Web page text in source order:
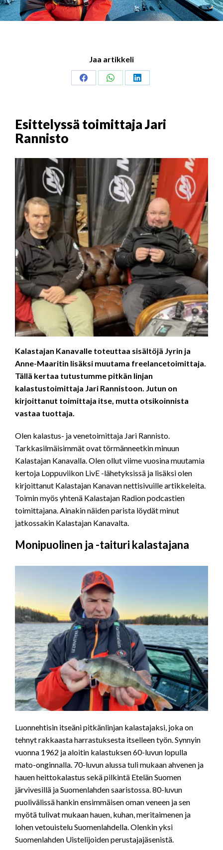
Jaa artikkeli
Share
Share
Share
Esittelyssä toimittaja Jari
Rannisto
Kalastajan Kanavalle toteuttaa sisältöjä Jyrin ja
Anne-Maaritin lisäksi muutama freelancetoimittaja.
Tällä kertaa tutustumme pitkän linjan
kalastustoimittaja Jari Rannistoon. Jutun on
kirjoittanut toimittaja itse, mutta otsikoinnista
vastaa tuottaja.
Olen kalastus- ja venetoimittaja Jari Rannisto.
Tarkkasilmäisimmät ovat törmänneetkin minuun
Kalastajan Kanavalla. Olen ollut viime vuosina muutamia
kertoja Loppuviikon LivE -lähetyksissä ja lisäksi olen
kirjoittanut Kalastajan Kanavan nettisivuille artikkeleita.
Toimin myös yhtenä Kalastajan Radion podcastien
toimittajana. Ainakin näiden parista löydät minut
jatkossakin Kalastajan Kanavalta.
Monipuolinen ja -taituri kalastajana
Luonnehtisin itseäni pitkänlinjan kalastajaksi, joka on
tehnyt rakkaasta harrastuksesta itselleen työn. Synnyin
vuonna 1962 ja aloitin kalastuksen 60-luvun lopulla
mato-onginnalla. 70-luvun alussa tuli mukaan ahvenen ja
hauen heittokalastus sekä pilkintä Etelän Suomen
järvivesillä ja Suomenlahden saaristossa. 80-luvun
puolivälissä hankin ensimmäisen oman veneen ja sen
myötä tulivat mukaan hauen, kuhan, meritaimenen ja
lohen vetouistelu Suomenlahdella. Olenkin yksi
Suomenlahden Uistelijoiden perustajajäsenistä.